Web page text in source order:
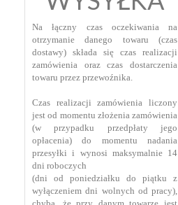
Na łączny czas oczekiwania na
otrzymanie danego towaru (czas
dostawy) składa się czas realizacji
zamówienia oraz czas dostarczenia
towaru przez przewoźnika.
Czas realizacji zamówienia liczony
jest od momentu złożenia zamówienia
(w przypadku przedpłaty jego
opłacenia) do momentu nadania
przesyłki i wynosi maksymalnie 14
dni roboczych
(dni od poniedziałku do piątku z
wyłączeniem dni wolnych od pracy),